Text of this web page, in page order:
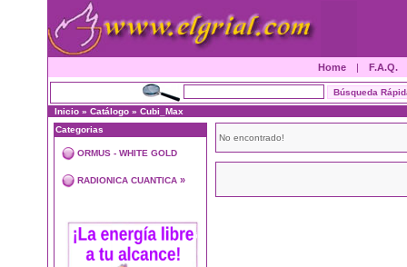
Home | F.A.Q.
Inicio » Catálogo » Cubi_Max
Categorias
ORMUS - WHITE GOLD
RADIONICA CUANTICA »
No encontrado!